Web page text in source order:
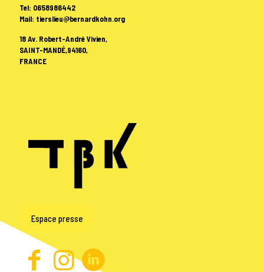
Tel: 0658986442
Mail: tierslieu@bernardkohn.org
18 Av. Robert-André Vivien,
SAINT-MANDÉ,94160,
FRANCE
Espace presse